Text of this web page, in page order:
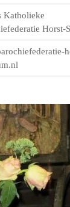
Katholieke
Horst-